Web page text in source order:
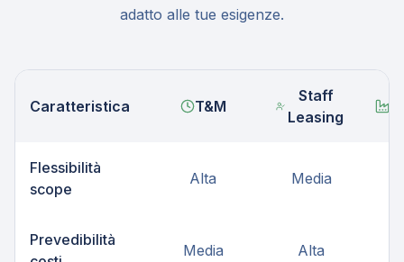
adatto alle tue esigenze.
Caratteristica T&M
Staff
Leasing
Flessibilità
scope
Alta Media
Prevedibilità
Media Alta